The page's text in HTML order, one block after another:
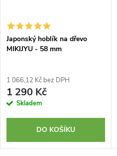
Japonský hoblík na dřevo
MIKIJYU - 58 mm
1 066,12 Kč bez DPH
1 290 Kč
Skladem
DO KOŠÍKU